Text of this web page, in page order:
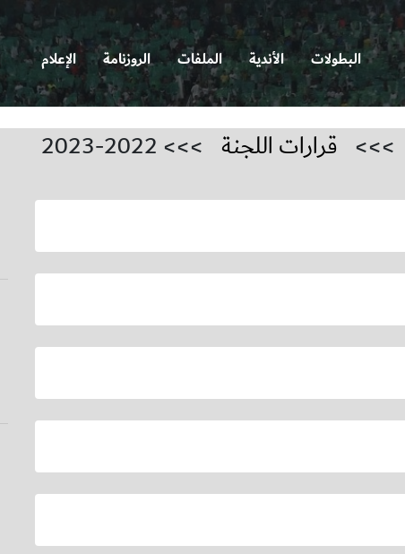
البطولات الأندية الملفات الروزنامة الإعلام
>>> قرارات اللجنة >>> 2022-2023